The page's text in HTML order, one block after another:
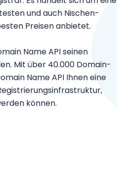
und auch Nischen-
Preisen anbietet.
Name API seinen
Mit über 40.000 Domain-
Name API Ihnen eine
können.